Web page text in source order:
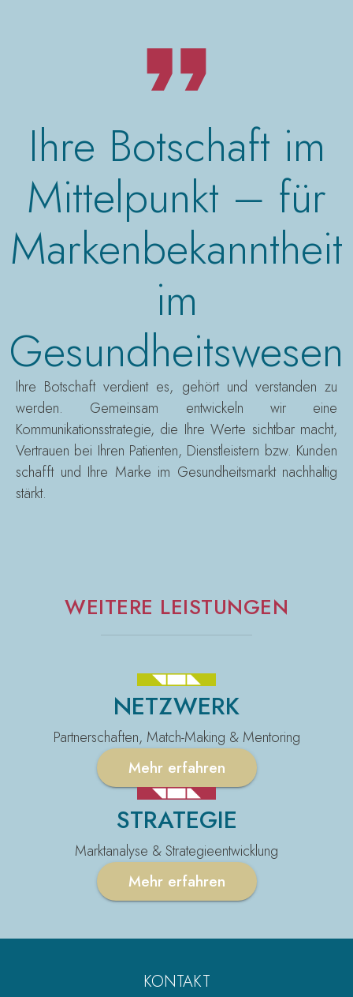
Ihre Botschaft im
Mittelpunkt – für
Markenbekanntheit
im
Gesundheitswesen
Ihre Botschaft verdient es, gehört und verstanden zu
werden. Gemeinsam entwickeln wir eine
Kommunikationsstrategie, die Ihre Werte sichtbar macht,
Vertrauen bei Ihren Patienten, Dienstleistern bzw. Kunden
schafft und Ihre Marke im Gesundheitsmarkt nachhaltig
stärkt.
WEITERE LEISTUNGEN
NETZWERK
Partnerschaften, Match-Making & Mentoring
Mehr erfahren
STRATEGIE
Marktanalyse & Strategie­entwicklung
Mehr erfahren
KONTAKT